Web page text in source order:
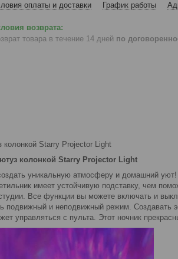
оплаты и доставки График работы
товара в течение 14 дней по
колонкой Starry Projector Light
колонкой Starry Projector Light
уникальную атмосферу и домашний
имеет устойчивую подставку, чем
Все функции вы можете включать и
подвижный и неподвижный режим. Создавать
управляться с пульта. Этот ночник